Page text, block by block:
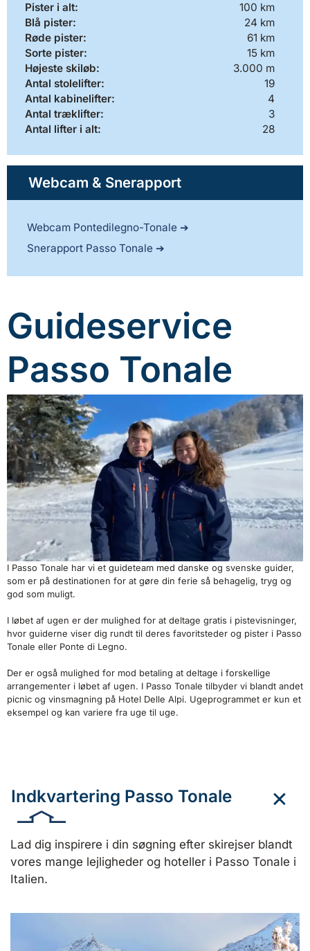
Pister i alt:
100 km
Blå pister:
24 km
Røde pister:
61 km
Sorte pister:
15 km
Højeste skiløb:
3.000 m
Antal stolelifter:
19
Antal kabinelifter:
4
Antal træklifter:
3
Antal lifter i alt:
28
Webcam & Snerapport
Webcam Pontedilegno-Tonale
Snerapport Passo Tonale
Guideservice
Passo Tonale
I Passo Tonale har vi et guideteam med danske og svenske guider,
som er på destinationen for at gøre din ferie så behagelig, tryg og
god som muligt.
I løbet af ugen er der mulighed for at deltage gratis i pistevisninger,
hvor guiderne viser dig rundt til deres favoritsteder og pister i Passo
Tonale eller Ponte di Legno.
Der er også mulighed for mod betaling at deltage i forskellige
arrangementer i løbet af ugen. I Passo Tonale tilbyder vi blandt andet
picnic og vinsmagning på Hotel Delle Alpi. Ugeprogrammet er kun et
eksempel og kan variere fra uge til uge.
Indkvartering Passo Tonale
Lad dig inspirere i din søgning efter skirejser blandt
vores mange lejligheder og hoteller i Passo Tonale i
Italien.